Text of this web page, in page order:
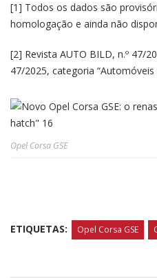
[1] Todos os dados são
homologação e ainda não
[2] Revista AUTO BILD, n.º 47/
47/2025, categoria “Automóveis
Opel Corsa GSE
ETIQUETAS: Opel Corsa GSE